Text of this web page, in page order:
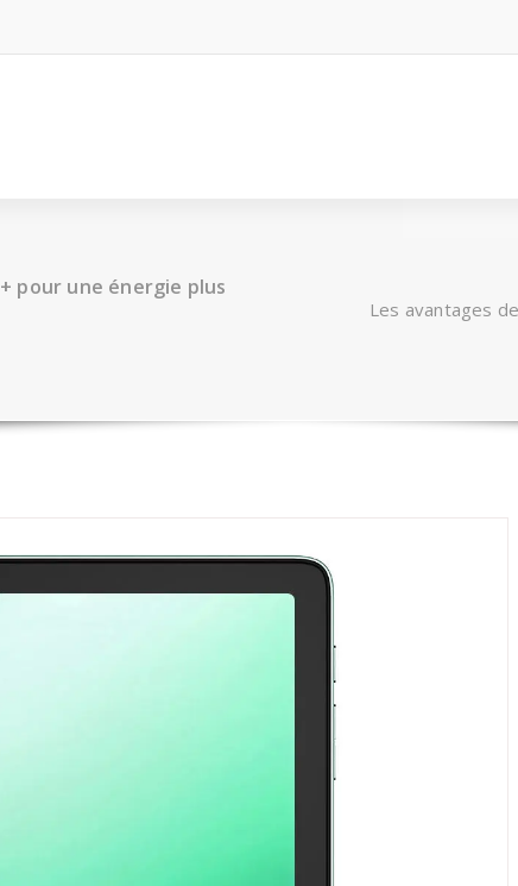
pour une énergie plus
Les avantages